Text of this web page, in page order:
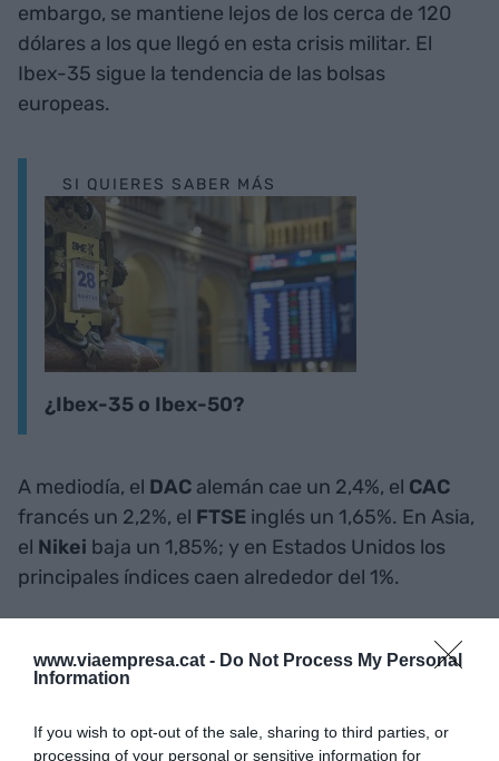
www.viaempresa.cat - Do Not Process My Personal
Information
If you wish to opt-out of the sale, sharing to third parties, or
processing of your personal or sensitive information for
embargo, se mantiene lejos de los cerca de 120
dólares a los que llegó en esta crisis militar. El
Ibex-35 sigue la tendencia de las bolsas
europeas.
SI QUIERES SABER MÁS
¿Ibex-35 o Ibex-50?
A mediodía, el DAC alemán cae un 2,4%, el CAC
francés un 2,2%, el FTSE inglés un 1,65%. En Asia,
el Nikei baja un 1,85%; y en Estados Unidos los
principales índices caen alrededor del 1%.
AñadirVIA Empresacomo fuente preferida
de Google de forma gratuita
ACTIVAR AHORA